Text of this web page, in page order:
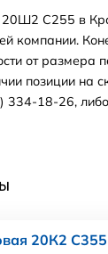
С255 в
компании.
от размера
позиции на
334-18-26,
20К2 С355